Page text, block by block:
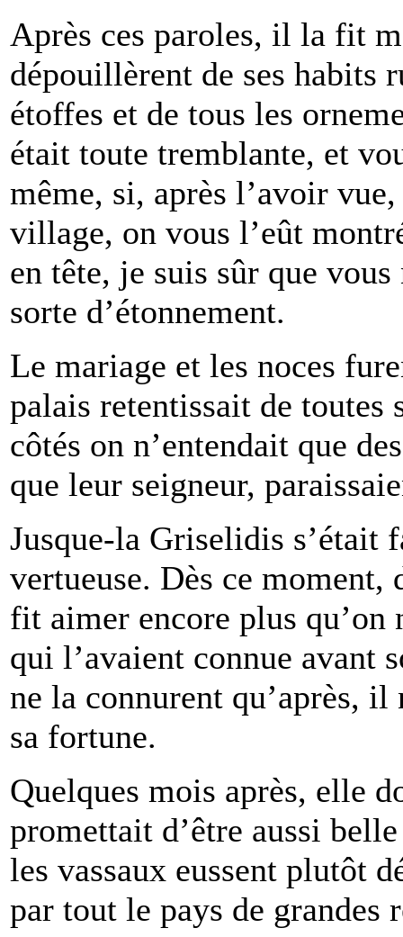
Après ces paroles, il la fit
dépouillèrent de ses habits
étoffes et de tous les
était toute tremblante, et
même, si, après l’avoir
village, on vous l’eût
en tête, je suis sûr que
sorte d’étonnement.
Le mariage et les noces
palais retentissait de toutes
côtés on n’entendait que
que leur seigneur,
Jusque-la Griselidis s’était
vertueuse. Dès ce
fit aimer encore plus
qui l’avaient connue avant
ne la connurent qu’après, il
sa fortune.
Quelques mois après, elle
promettait d’être aussi
les vassaux eussent plutôt
par tout le pays de grandes